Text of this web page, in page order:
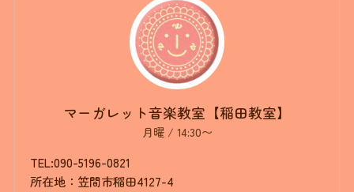
マーガレット音楽教室【稲田教室】
月曜 / 14:30〜
TEL:090-5196-0821
所在地：笠間市稲田4127-4